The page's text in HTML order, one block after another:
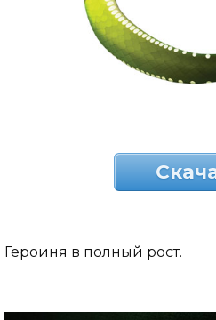
Героиня в полный рост.